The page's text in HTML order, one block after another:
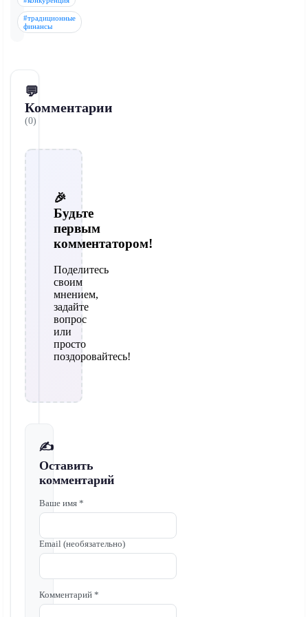
#традиционные
финансы
💬
Комментарии
(0)
🎉
Будьте
первым
комментатором!
Поделитесь
своим
мнением,
задайте
вопрос
или
просто
поздоровайтесь!
✍️
Оставить
комментарий
Ваше имя *
Email (необязательно)
Комментарий *